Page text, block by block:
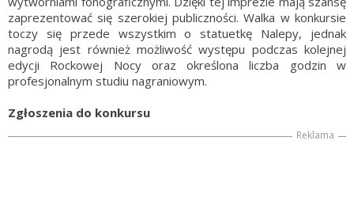
zaprezentować się szerokiej publiczności. Walka w konkursie
toczy się przede wszystkim o statuetkę Nalepy, jednak
nagrodą jest również możliwość występu podczas kolejnej
edycji Rockowej Nocy oraz określona liczba godzin w
profesjonalnym studiu nagraniowym.
Zgłoszenia do konkursu
Reklama